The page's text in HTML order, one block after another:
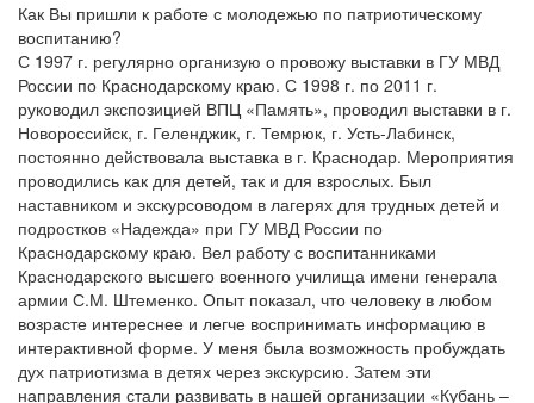
Как Вы пришли к работе с молодежью по патриотическому
воспитанию?
С 1997 г. регулярно организую о провожу выставки в ГУ МВД
России по Краснодарскому краю. С 1998 г. по 2011 г.
руководил экспозицией ВПЦ «Память», проводил выставки в г.
Новороссийск, г. Геленджик, г. Темрюк, г. Усть-Лабинск,
постоянно действовала выставка в г. Краснодар. Мероприятия
проводились как для детей, так и для взрослых. Был
наставником и экскурсоводом в лагерях для трудных детей и
подростков «Надежда» при ГУ МВД России по
Краснодарскому краю. Вел работу с воспитанниками
Краснодарского высшего военного училища имени генерала
армии С.М. Штеменко. Опыт показал, что человеку в любом
возрасте интереснее и легче воспринимать информацию в
интерактивной форме. У меня была возможность пробуждать
дух патриотизма в детях через экскурсию. Затем эти
направления стали развивать в нашей организации «Кубань –